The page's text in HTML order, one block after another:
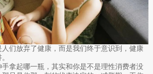
们放弃了健康，而是我们终于意识到，健康
拿起哪一瓶，其实和你是不是理性消费者没